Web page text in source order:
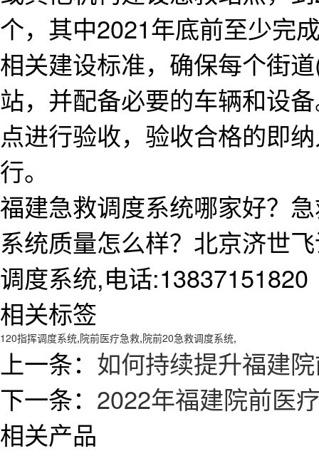
个，其中2021年底前至少完
相关建设标准，确保每个街
站，并配备必要的车辆和设
点进行验收，验收合格的即
行。
福建急救调度系统哪家好？
系统质量怎么样？北京济世
调度系统,电话:13837151820
相关标签
120指挥调度系统,院前医疗急救,院前20急救调度系统,
上一条： 如何持续提升福建
下一条： 2022年福建院前医
相关产品